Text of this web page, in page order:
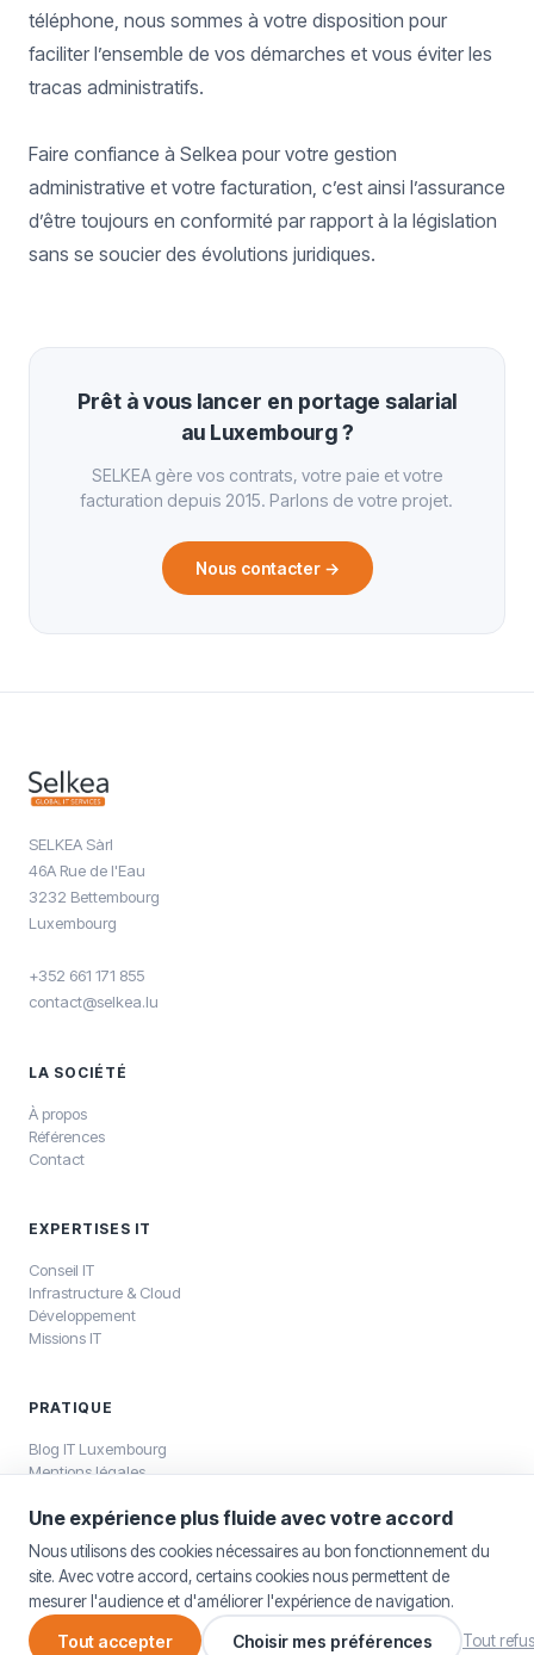
téléphone, nous sommes à votre disposition pour
faciliter l’ensemble de vos démarches et vous éviter les
tracas administratifs.
Faire confiance à Selkea pour votre gestion
administrative et votre facturation, c’est ainsi l’assurance
d’être toujours en conformité par rapport à la législation
sans se soucier des évolutions juridiques.
Prêt à vous lancer en portage salarial
au Luxembourg ?
SELKEA gère vos contrats, votre paie et votre
facturation depuis 2015. Parlons de votre projet.
Nous contacter →
SELKEA Sàrl
46A Rue de l'Eau
3232 Bettembourg
Luxembourg
+352 661 171 855
contact@selkea.lu
LA SOCIÉTÉ
À propos
Références
Contact
EXPERTISES IT
Conseil IT
Infrastructure & Cloud
Développement
Missions IT
PRATIQUE
Blog IT Luxembourg
Mentions légales
©2026SELKEA Sàrl — SELKEA Sàrl, capital 12 500 €, RCS Luxembourg
B196800
Mentions légalesGestion des cookiesEnglish
Une expérience plus fluide avec votre accord
Nous utilisons des cookies nécessaires au bon fonctionnement du
site. Avec votre accord, certains cookies nous permettent de
mesurer l'audience et d'améliorer l'expérience de navigation.
Tout accepter Choisir mes préférences Tout